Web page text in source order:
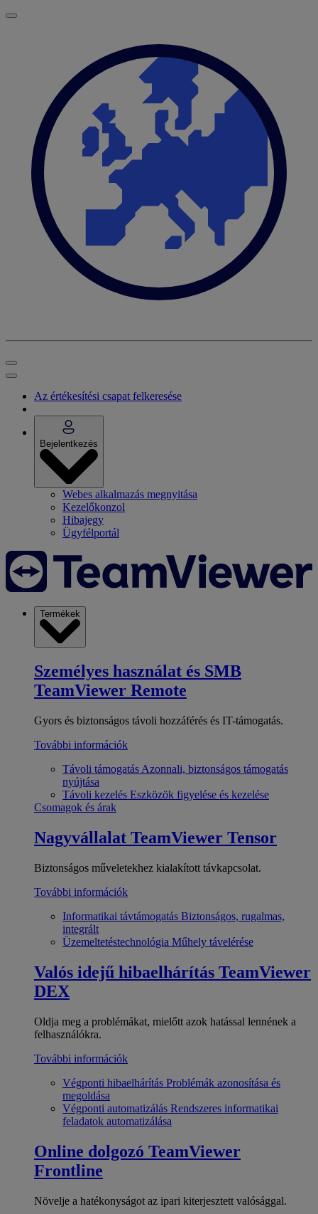
Az értékesítési csapat felkeresése
Bejelentkezés
Webes alkalmazás megnyitása
Kezelőkonzol
Hibajegy
Ügyfélportál
Termékek
Személyes használat és SMB
TeamViewer Remote
Gyors és biztonságos távoli hozzáférés és IT-támogatás.
További információk
Távoli támogatás Azonnali, biztonságos támogatás
nyújtása
Távoli kezelés Eszközök figyelése és kezelése
Csomagok és árak
Nagyvállalat TeamViewer Tensor
Biztonságos műveletekhez kialakított távkapcsolat.
További információk
Informatikai távtámogatás Biztonságos, rugalmas,
integrált
Üzemeltetéstechnológia Műhely távelérése
Valós idejű hibaelhárítás TeamViewer
DEX
Oldja meg a problémákat, mielőtt azok hatással lennének a
felhasználókra.
További információk
Végponti hibaelhárítás Problémák azonosítása és
megoldása
Végponti automatizálás Rendszeres informatikai
feladatok automatizálása
Online dolgozó TeamViewer
Frontline
Növelje a hatékonyságot az ipari kiterjesztett valósággal.